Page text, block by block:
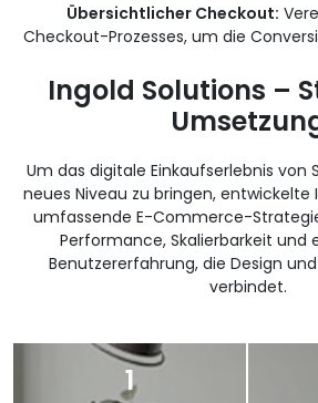
Übersichtlicher Checkout:
Checkout-Prozesses, um die
Ingold Solutions –
Um das digitale Einkaufserlebnis von
neues Niveau zu bringen, entwickelte
umfassende E-Commerce-
Performance, Skalierbarkeit und
Benutzererfahrung, die Design
verbindet.
1